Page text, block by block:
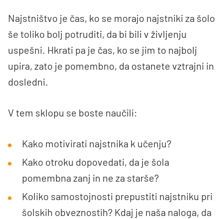
Najstništvo je čas, ko se morajo najstniki za šolo
še toliko bolj potruditi, da bi bili v življenju
uspešni. Hkrati pa je čas, ko se jim to najbolj
upira, zato je pomembno, da ostanete vztrajni in
dosledni.
V tem sklopu se boste naučili:
Kako motivirati najstnika k učenju?
Kako otroku dopovedati, da je šola
pomembna zanj in ne za starše?
Koliko samostojnosti prepustiti najstniku pri
šolskih obveznostih? Kdaj je naša naloga, da